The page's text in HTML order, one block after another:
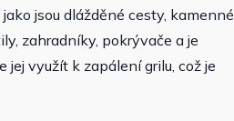
jako jsou dlážděné cesty, kamenné
zahradníky, pokrývače a je
jej využít k zapálení grilu, což je